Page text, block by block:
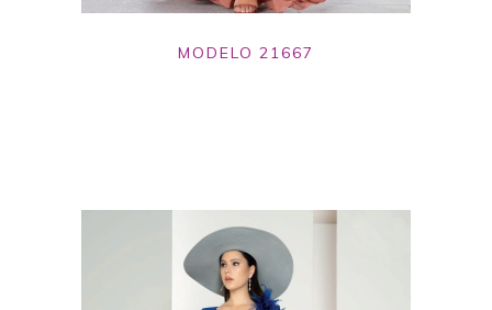
MODELO 21667